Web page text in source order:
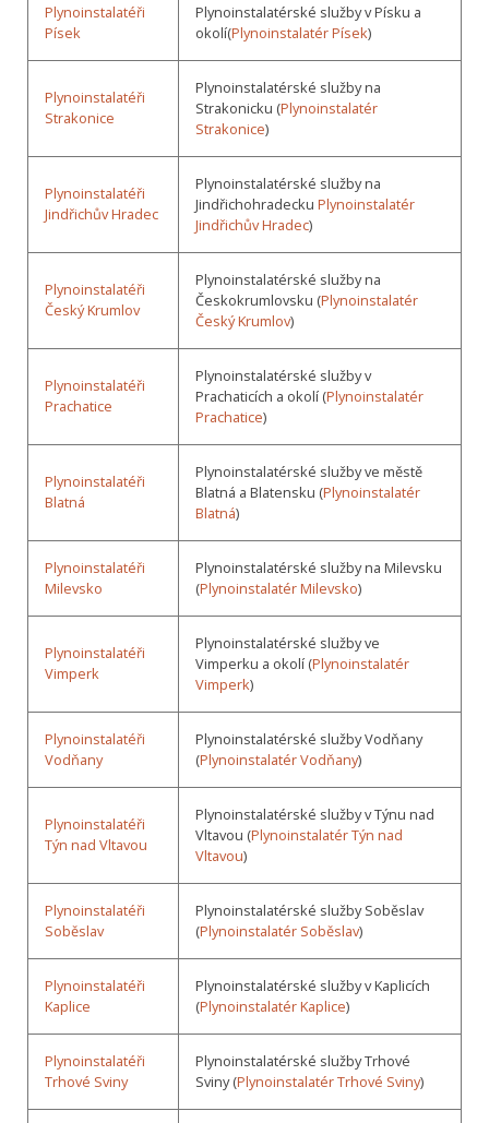
Plynoinstalatéři
Písek
Plynoinstalatérské služby v Písku a
okolí(Plynoinstalatér Písek)
Plynoinstalatéři
Strakonice
Plynoinstalatérské služby na
Strakonicku (Plynoinstalatér
Strakonice)
Plynoinstalatéři
Jindřichův Hradec
Plynoinstalatérské služby na
Jindřichohradecku Plynoinstalatér
Jindřichův Hradec)
Plynoinstalatéři
Český Krumlov
Plynoinstalatérské služby na
Českokrumlovsku (Plynoinstalatér
Český Krumlov)
Plynoinstalatéři
Prachatice
Plynoinstalatérské služby v
Prachaticích a okolí (Plynoinstalatér
Prachatice)
Plynoinstalatéři
Blatná
Plynoinstalatérské služby ve městě
Blatná a Blatensku (Plynoinstalatér
Blatná)
Plynoinstalatéři
Milevsko
Plynoinstalatérské služby na Milevsku
(Plynoinstalatér Milevsko)
Plynoinstalatéři
Vimperk
Plynoinstalatérské služby ve
Vimperku a okolí (Plynoinstalatér
Vimperk)
Plynoinstalatéři
Vodňany
Plynoinstalatérské služby Vodňany
(Plynoinstalatér Vodňany)
Plynoinstalatéři
Týn nad Vltavou
Plynoinstalatérské služby v Týnu nad
Vltavou (Plynoinstalatér Týn nad
Vltavou)
Plynoinstalatéři
Soběslav
Plynoinstalatérské služby Soběslav
(Plynoinstalatér Soběslav)
Plynoinstalatéři
Kaplice
Plynoinstalatérské služby v Kaplicích
(Plynoinstalatér Kaplice)
Plynoinstalatéři
Trhové Sviny
Plynoinstalatérské služby Trhové
Sviny (Plynoinstalatér Trhové Sviny)